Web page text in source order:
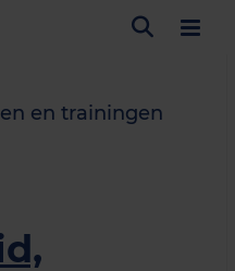
en trainingen